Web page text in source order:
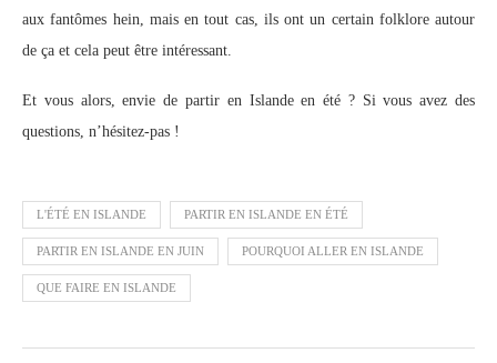
aux fantômes hein, mais en tout cas, ils ont un certain folklore autour
de ça et cela peut être intéressant.
Et vous alors, envie de partir en Islande en été ? Si vous avez des
questions, n’hésitez-pas !
L'ÉTÉ EN ISLANDE PARTIR EN ISLANDE EN ÉTÉ
PARTIR EN ISLANDE EN JUIN POURQUOI ALLER EN ISLANDE
QUE FAIRE EN ISLANDE